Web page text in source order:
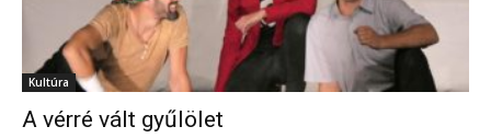
Kultúra
A vérré vált gyűlölet